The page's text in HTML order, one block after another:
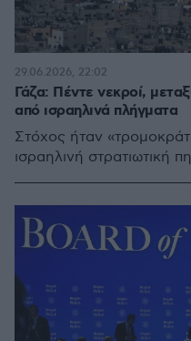
Γάζα: Πέντε νεκροί,
από ισραηλινά πλήγματα
Στόχος ήταν
ισραηλινή στρατιωτική
29.06.2026, 22:02